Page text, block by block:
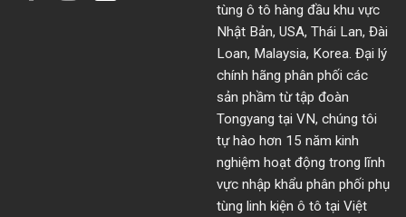
tùng ô tô hàng đầu khu vực
Nhật Bản, USA, Thái Lan, Đài
Loan, Malaysia, Korea. Đại lý
chính hãng phân phối các
sản phầm từ tập đoàn
Tongyang tại VN, chúng tôi
tự hào hơn 15 năm kinh
nghiệm hoạt động trong lĩnh
vực nhập khẩu phân phối phụ
tùng linh kiện ô tô tại Việt